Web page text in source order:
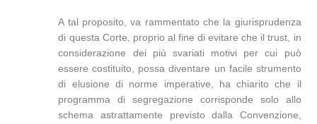
A tal proposito, va rammentato che la giurisprudenza
di questa Corte, proprio al fine di evitare che il trust, in
considerazione dei più svariati motivi per cui può
essere costituito, possa diventare un facile strumento
di elusione di norme imperative, ha chiarito che il
programma di segregazione corrisponde solo allo
schema astrattamente previsto dalla Convenzione,